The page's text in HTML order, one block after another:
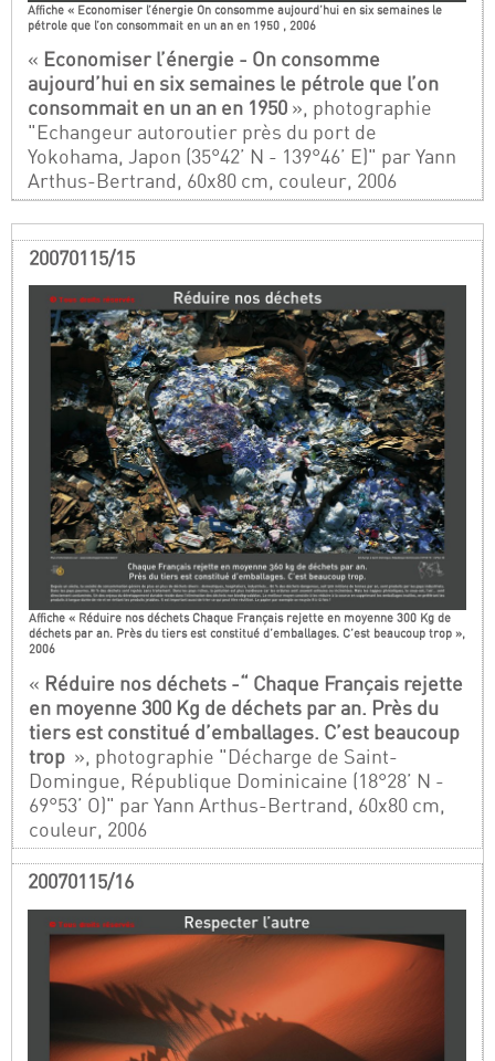
Affiche « Economiser l’énergie On consomme aujourd’hui en six semaines le
pétrole que l’on consommait en un an en 1950 , 2006
« Economiser l’énergie - On consomme
aujourd’hui en six semaines le pétrole que l’on
consommait en un an en 1950 », photographie
"Echangeur autoroutier près du port de
Yokohama, Japon (35°42’ N - 139°46’ E)" par Yann
Arthus-Bertrand, 60x80 cm, couleur, 2006
20070115/15
Affiche « Réduire nos déchets Chaque Français rejette en moyenne 300 Kg de
déchets par an. Près du tiers est constitué d’emballages. C’est beaucoup trop »,
2006
« Réduire nos déchets -“ Chaque Français rejette
en moyenne 300 Kg de déchets par an. Près du
tiers est constitué d’emballages. C’est beaucoup
trop », photographie "Décharge de Saint-
Domingue, République Dominicaine (18°28’ N -
69°53’ O)" par Yann Arthus-Bertrand, 60x80 cm,
couleur, 2006
20070115/16